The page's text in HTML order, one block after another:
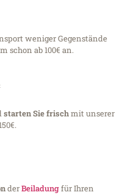
weniger Gegenstände
schon ab 100€ an.
starten Sie frischmit unserer
derBeiladungfür Ihren